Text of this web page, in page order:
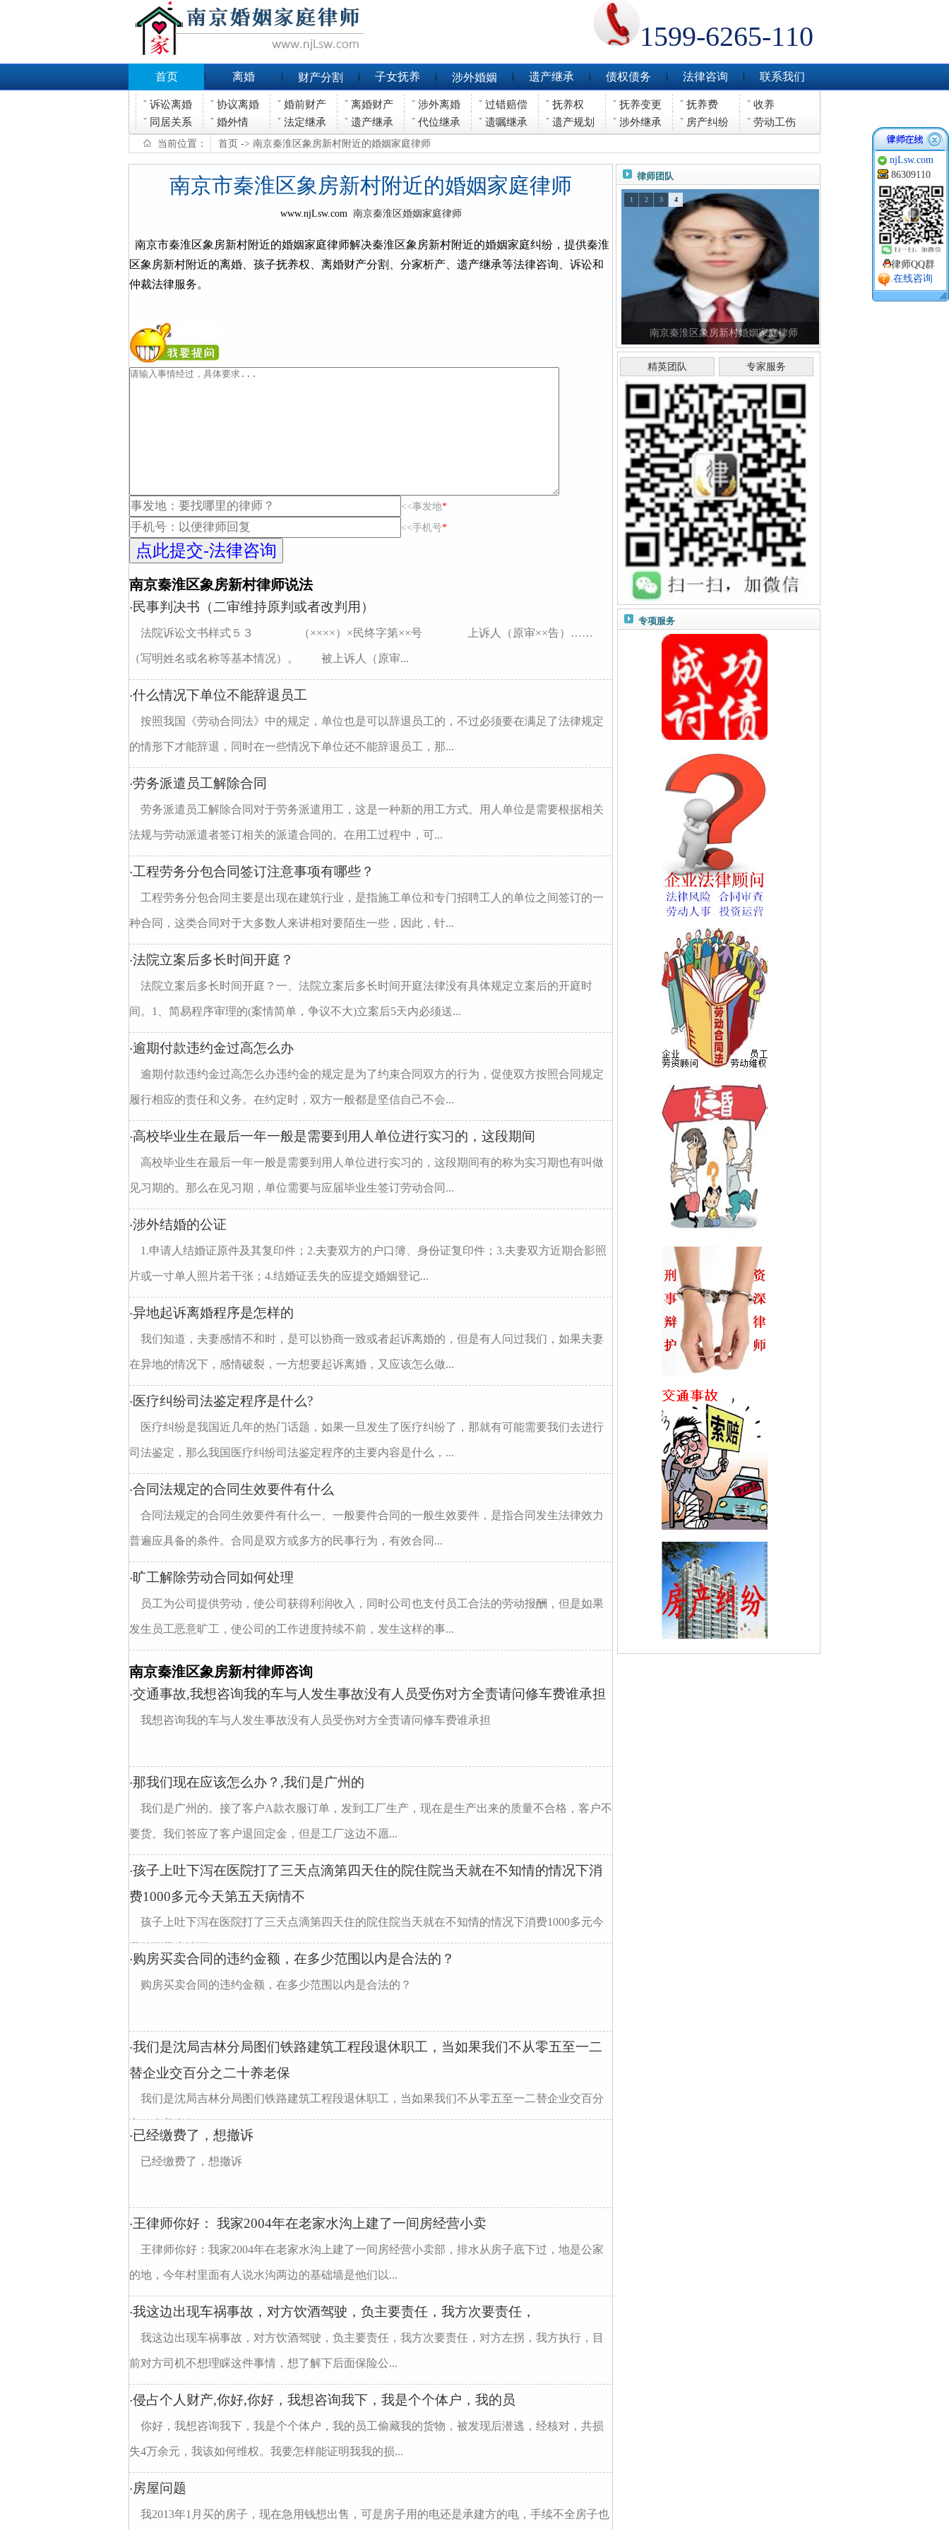
1599-6265-110
首页 离婚 财产分割 子女抚养 涉外婚姻 遗产继承 债权债务 法律咨询 联系我们
诉讼离婚 协议离婚 婚前财产 离婚财产 涉外离婚 过错赔偿 抚养权 抚养变更 抚养费
收养
同居关系
婚外情 法定继承 遗产继承 代位继承 遗嘱继承 遗产规划 涉外继承 房产纠纷 劳动工伤
当前位置： 首页 -> 南京秦淮区象房新村附近的婚姻家庭律师
南京市秦淮区象房新村附近的婚姻家庭律师
www.njLsw.com 南京秦淮区婚姻家庭律师
南京市秦淮区象房新村附近的婚姻家庭律师解决秦淮区象房新村附近的婚姻家庭纠纷，提供秦淮
区象房新村附近的离婚、孩子抚养权、离婚财产分割、分家析产、遗产继承等法律咨询、诉讼和
仲裁法律服务。
<<事发地*
<<手机号*
南京秦淮区象房新村律师说法
· 民事判决书（二审维持原判或者改判用）
法院诉讼文书样式５３ （××××）×民终字第××号 上诉人（原审××告）……
（写明姓名或名称等基本情况）。 被上诉人（原审...
·什么情况下单位不能辞退员工
按照我国《劳动合同法》中的规定，单位也是可以辞退员工的，不过必须要在满足了法律规定
的情形下才能辞退，同时在一些情况下单位还不能辞退员工，那...
·劳务派遣员工解除合同
劳务派遣员工解除合同对于劳务派遣用工，这是一种新的用工方式。用人单位是需要根据相关
法规与劳动派遣者签订相关的派遣合同的。在用工过程中，可...
·工程劳务分包合同签订注意事项有哪些？
工程劳务分包合同主要是出现在建筑行业，是指施工单位和专门招聘工人的单位之间签订的一
种合同，这类合同对于大多数人来讲相对要陌生一些，因此，针...
·法院立案后多长时间开庭？
法院立案后多长时间开庭？一、法院立案后多长时间开庭法律没有具体规定立案后的开庭时
间。1、简易程序审理的(案情简单，争议不大)立案后5天内必须送...
·逾期付款违约金过高怎么办
逾期付款违约金过高怎么办违约金的规定是为了约束合同双方的行为，促使双方按照合同规定
履行相应的责任和义务。在约定时，双方一般都是坚信自己不会...
·高校毕业生在最后一年一般是需要到用人单位进行实习的，这段期间
高校毕业生在最后一年一般是需要到用人单位进行实习的，这段期间有的称为实习期也有叫做
见习期的。那么在见习期，单位需要与应届毕业生签订劳动合同...
·涉外结婚的公证
1.申请人结婚证原件及其复印件；2.夫妻双方的户口簿、身份证复印件；3.夫妻双方近期合影照
片或一寸单人照片若干张；4.结婚证丢失的应提交婚姻登记...
·异地起诉离婚程序是怎样的
我们知道，夫妻感情不和时，是可以协商一致或者起诉离婚的，但是有人问过我们，如果夫妻
在异地的情况下，感情破裂，一方想要起诉离婚，又应该怎么做...
· 医疗纠纷司法鉴定程序是什么?
医疗纠纷是我国近几年的热门话题，如果一旦发生了医疗纠纷了，那就有可能需要我们去进行
司法鉴定，那么我国医疗纠纷司法鉴定程序的主要内容是什么，...
·合同法规定的合同生效要件有什么
合同法规定的合同生效要件有什么一、一般要件合同的一般生效要件，是指合同发生法律效力
普遍应具备的条件。合同是双方或多方的民事行为，有效合同...
·旷工解除劳动合同如何处理
员工为公司提供劳动，使公司获得利润收入，同时公司也支付员工合法的劳动报酬，但是如果
发生员工恶意旷工，使公司的工作进度持续不前，发生这样的事...
南京秦淮区象房新村律师咨询
·交通事故,我想咨询我的车与人发生事故没有人员受伤对方全责请问修车费谁承担
我想咨询我的车与人发生事故没有人员受伤对方全责请问修车费谁承担
·那我们现在应该怎么办？,我们是广州的
我们是广州的。接了客户A款衣服订单，发到工厂生产，现在是生产出来的质量不合格，客户不
要货。我们答应了客户退回定金，但是工厂这边不愿...
·孩子上吐下泻在医院打了三天点滴第四天住的院住院当天就在不知情的情况下消
费1000多元今天第五天病情不
孩子上吐下泻在医院打了三天点滴第四天住的院住院当天就在不知情的情况下消费1000多元今
天第五天病情不
·购房买卖合同的违约金额，在多少范围以内是合法的？
购房买卖合同的违约金额，在多少范围以内是合法的？
·我们是沈局吉林分局图们铁路建筑工程段退休职工，当如果我们不从零五至一二
替企业交百分之二十养老保
我们是沈局吉林分局图们铁路建筑工程段退休职工，当如果我们不从零五至一二替企业交百分
之二十养老保
·已经缴费了，想撤诉
已经缴费了，想撤诉
·王律师你好： 我家2004年在老家水沟上建了一间房经营小卖
王律师你好：我家2004年在老家水沟上建了一间房经营小卖部，排水从房子底下过，地是公家
的地，今年村里面有人说水沟两边的基础墙是他们以...
·我这边出现车祸事故，对方饮酒驾驶，负主要责任，我方次要责任，
我这边出现车祸事故，对方饮酒驾驶，负主要责任，我方次要责任，对方左拐，我方执行，目
前对方司机不想理睬这件事情，想了解下后面保险公...
·侵占个人财产,你好,你好，我想咨询我下，我是个个体户，我的员
你好，我想咨询我下，我是个个体户，我的员工偷藏我的货物，被发现后潜逃，经核对，共损
失4万余元，我该如何维权。我要怎样能证明我我的损...
·房屋问题
我2013年1月买的房子，现在急用钱想出售，可是房子用的电还是承建方的电，手续不全房子也
律师团队
南京秦淮区象房新村婚姻家庭律师
1 2 3 4
精英团队 专家服务
专项服务
胡家花园婚姻家庭律师 东水关婚姻家庭律
njLsw.com
86309110
律师QQ群
.在线咨询